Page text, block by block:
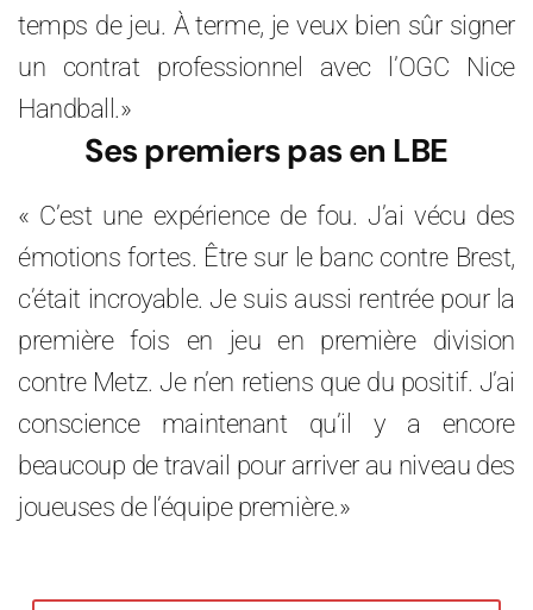
temps de jeu. À terme, je veux bien sûr signer
un contrat professionnel avec l’OGC Nice
Handball.»
Ses premiers pas en LBE
« C’est une expérience de fou. J’ai vécu des
émotions fortes. Être sur le banc contre Brest,
c’était incroyable. Je suis aussi rentrée pour la
première fois en jeu en première division
contre Metz. Je n’en retiens que du positif. J’ai
conscience maintenant qu’il y a encore
beaucoup de travail pour arriver au niveau des
joueuses de l’équipe première.»